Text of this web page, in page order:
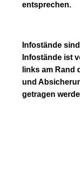
entsprechen.
Infoständesind
Infostände ist
links am Rand
und
getragen